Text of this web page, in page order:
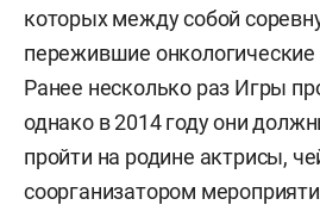
которых между собой
пережившие онкологические
Ранее несколько раз Игры
однако в 2014 году они
пройти на родине актрисы,
соорганизатором